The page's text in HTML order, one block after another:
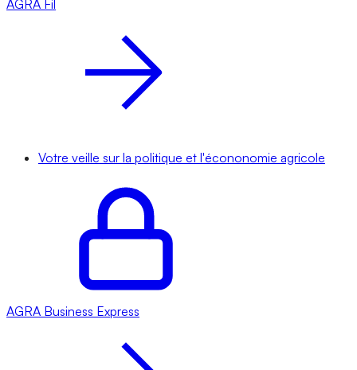
AGRA Fil
Votre veille sur la politique et l'écononomie agricole
AGRA Business Express